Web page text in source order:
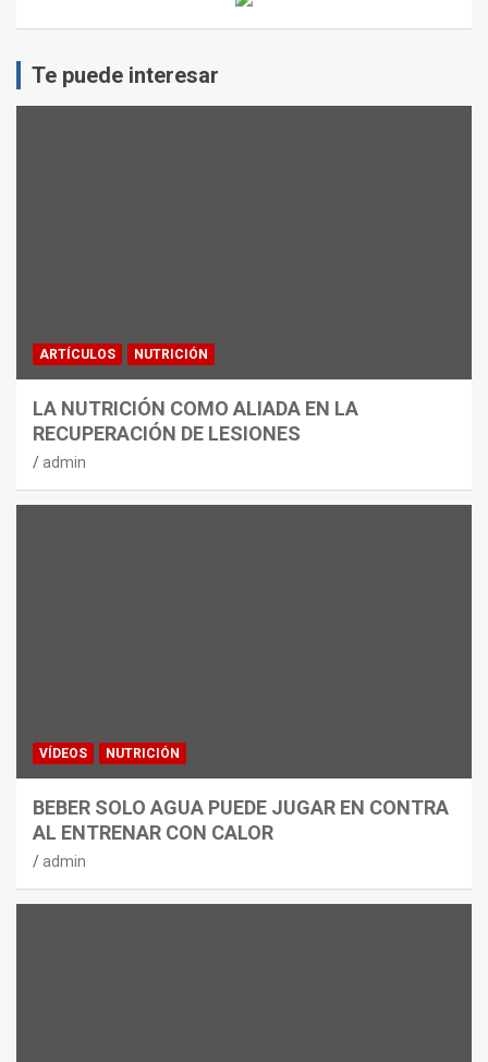
Te puede interesar
ARTÍCULOS NUTRICIÓN
LA NUTRICIÓN COMO ALIADA EN LA
RECUPERACIÓN DE LESIONES
admin
VÍDEOS NUTRICIÓN
BEBER SOLO AGUA PUEDE JUGAR EN CONTRA
AL ENTRENAR CON CALOR
admin